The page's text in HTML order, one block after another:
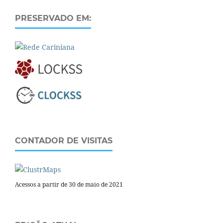
PRESERVADO EM:
CONTADOR DE VISITAS
Acessos a partir de 30 de maio de 2021